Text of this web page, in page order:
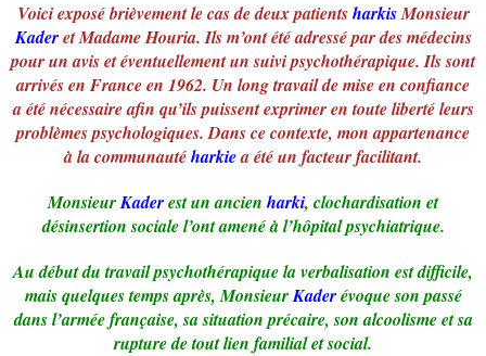
Voici exposé brièvement le cas de deux patientsharkisMonsieur
Kaderet Madame Houria. Ils m’ont été adressé par des médecins
pour un avis et éventuellement un suivi psychothérapique. Ils sont
arrivés en France en 1962. Un long travail de mise en confiance
a été nécessaire afin qu’ils puissent exprimer en toute liberté leurs
problèmes psychologiques. Dans ce contexte, mon appartenance
à la communautéharkiea été un facteur facilitant.
MonsieurKaderest un ancien harki, clochardisation et
désinsertion sociale l’ont amené à l’hôpital psychiatrique.
Au début du travail psychothérapique la verbalisation est difficile,
mais quelques temps après, MonsieurKaderévoque son passé
dans l’armée française, sa situation précaire, son alcoolisme et sa
rupture de tout lien familial et social.